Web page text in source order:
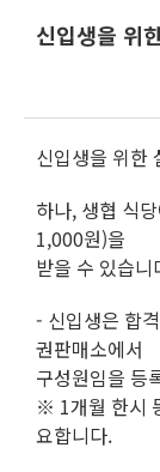
신입생을 위
신입생을 위한
하나, 생협 식
1,000원)을
받을 수 있습니
- 신입생은 합
권판매소에서
구성원임을 등
※ 1개월 한시
요합니다.